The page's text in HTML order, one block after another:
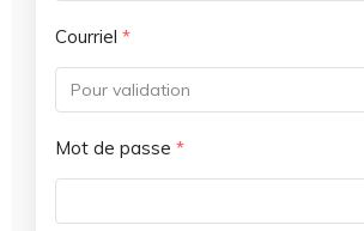
Courriel *
Mot de passe *